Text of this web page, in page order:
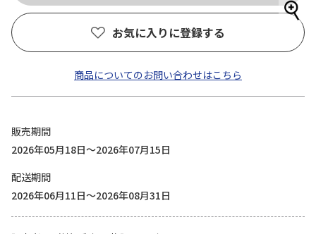
お気に入りに登録する
商品についてのお問い合わせはこちら
販売期間
2026年05月18日～2026年07月15日
配送期間
2026年06月11日～2026年08月31日